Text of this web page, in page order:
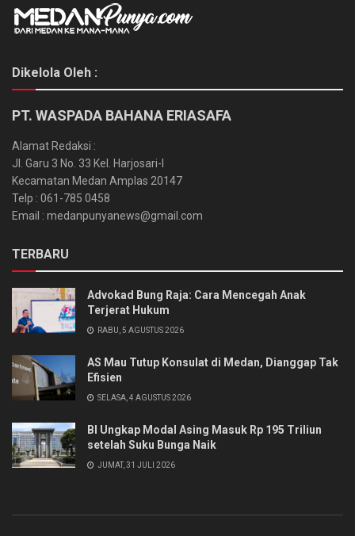
Dikelola Oleh :
PT. WASPADA BAHANA ERIASAFA
Alamat Redaksi :
Jl. Garu 3 No. 33 Kel. Harjosari-I
Kecamatan Medan Amplas 20147
Telp : 061-785 0458
Email : medanpunyanews@gmail.com
TERBARU
Advokad Bung Raja: Cara Mencegah Anak
Terjerat Hukum
RABU, 5 AGUSTUS 2026
AS Mau Tutup Konsulat di Medan, Dianggap Tak
Efisien
SELASA, 4 AGUSTUS 2026
BI Ungkap Modal Asing Masuk Rp 195 Triliun
setelah Suku Bunga Naik
JUMAT, 31 JULI 2026